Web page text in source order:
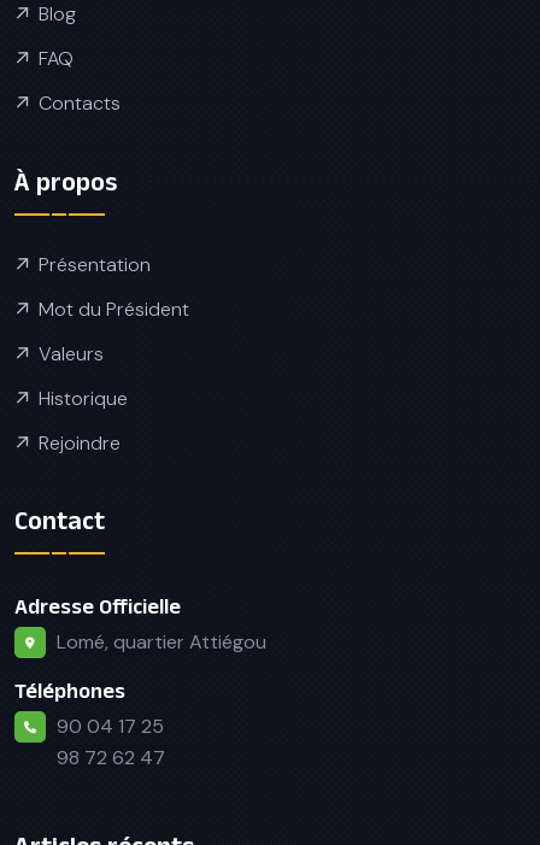
Blog
FAQ
Contacts
À propos
Présentation
Mot du Président
Valeurs
Historique
Rejoindre
Contact
Adresse Officielle
Lomé, quartier Attiégou
Téléphones
90 04 17 25
98 72 62 47